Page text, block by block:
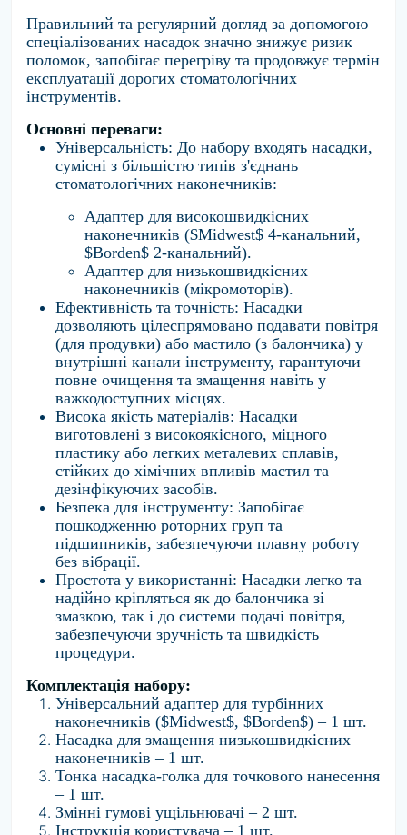
Правильний та регулярний догляд за допомогою
спеціалізованих насадок значно знижує ризик
поломок, запобігає перегріву та продовжує термін
експлуатації дорогих стоматологічних
інструментів.
Основні переваги:
Універсальність: До набору входять насадки,
сумісні з більшістю типів з'єднань
стоматологічних наконечників:
Адаптер для високошвидкісних
наконечників ($Midwest$ 4-канальний,
$Borden$ 2-канальний).
Адаптер для низькошвидкісних
наконечників (мікромоторів).
Ефективність та точність: Насадки
дозволяють цілеспрямовано подавати повітря
(для продувки) або мастило (з балончика) у
внутрішні канали інструменту, гарантуючи
повне очищення та змащення навіть у
важкодоступних місцях.
Висока якість матеріалів: Насадки
виготовлені з високоякісного, міцного
пластику або легких металевих сплавів,
стійких до хімічних впливів мастил та
дезінфікуючих засобів.
Безпека для інструменту: Запобігає
пошкодженню роторних груп та
підшипників, забезпечуючи плавну роботу
без вібрації.
Простота у використанні: Насадки легко та
надійно кріпляться як до балончика зі
змазкою, так і до системи подачі повітря,
забезпечуючи зручність та швидкість
процедури.
Комплектація набору:
Універсальний адаптер для турбінних
наконечників ($Midwest$, $Borden$) – 1 шт.
Насадка для змащення низькошвидкісних
наконечників – 1 шт.
Тонка насадка-голка для точкового нанесення
– 1 шт.
Змінні гумові ущільнювачі – 2 шт.
Інструкція користувача – 1 шт.